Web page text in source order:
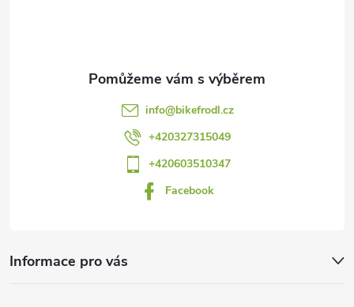
info@bikefrodl.cz
+420327315049
+420603510347
Facebook
Informace pro vás